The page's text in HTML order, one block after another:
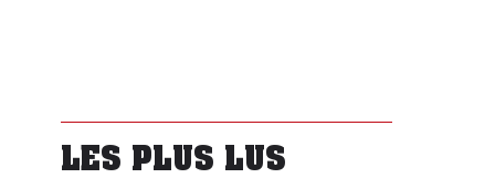
LES PLUS LUS